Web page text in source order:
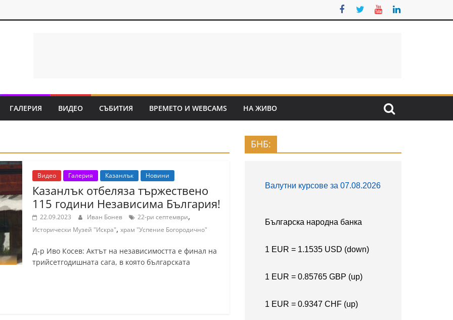
ГАЛЕРИЯ ВИДЕО СЪБИТИЯ ВРЕМЕТО И WEBCAMS НА ЖИВО
Видео Галерия Казанлък Новини
Казанлък отбеляза тържествено
115 години Независима България!
22.09.2023 Иван Бонев 22-ри септември,
Исторически Музей "Искра", храм "Успение Богородично"
Д-р Иво Косев: Актът на независимостта е финал на
трийсетгодишната сага, в която българската
БНБ: